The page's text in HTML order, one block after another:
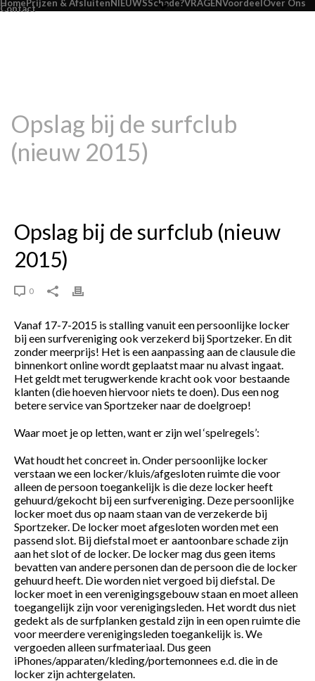
HomePrijzen & AfsluitenNIEUWSSchade?VRAGENVoordeel Over Ons
Contact
Opslag bij de surfclub
(nieuw 2015)
Opslag bij de surfclub (nieuw
2015)
0
Vanaf 17-7-2015 is stalling vanuit een persoonlijke locker
bij een surfvereniging ook verzekerd bij Sportzeker. En dit
zonder meerprijs! Het is een aanpassing aan de clausule die
binnenkort online wordt geplaatst maar nu alvast ingaat.
Het geldt met terugwerkende kracht ook voor bestaande
klanten (die hoeven hiervoor niets te doen). Dus een nog
betere service van Sportzeker naar de doelgroep!
Waar moet je op letten, want er zijn wel ‘spelregels’:
Wat houdt het concreet in. Onder persoonlijke locker
verstaan we een locker/kluis/afgesloten ruimte die voor
alleen de persoon toegankelijk is die deze locker heeft
gehuurd/gekocht bij een surfvereniging. Deze persoonlijke
locker moet dus op naam staan van de verzekerde bij
Sportzeker. De locker moet afgesloten worden met een
passend slot. Bij diefstal moet er aantoonbare schade zijn
aan het slot of de locker. De locker mag dus geen items
bevatten van andere personen dan de persoon die de locker
gehuurd heeft. Die worden niet vergoed bij diefstal. De
locker moet in een verenigingsgebouw staan en moet alleen
toegangelijk zijn voor verenigingsleden. Het wordt dus niet
gedekt als de surfplanken gestald zijn in een open ruimte die
voor meerdere verenigingsleden toegankelijk is. We
vergoeden alleen surfmateriaal. Dus geen
iPhones/apparaten/kleding/portemonnees e.d. die in de
locker zijn achtergelaten.